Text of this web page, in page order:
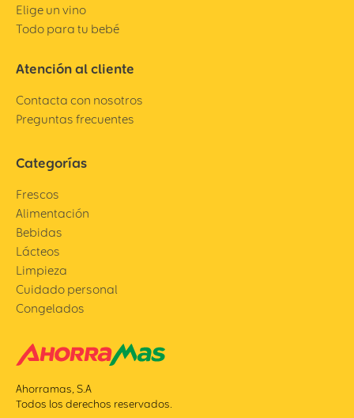
Elige un vino
Todo para tu bebé
Atención al cliente
Contacta con nosotros
Preguntas frecuentes
Categorías
Frescos
Alimentación
Bebidas
Lácteos
Limpieza
Cuidado personal
Congelados
Ahorramas, S.A
Todos los derechos reservados.